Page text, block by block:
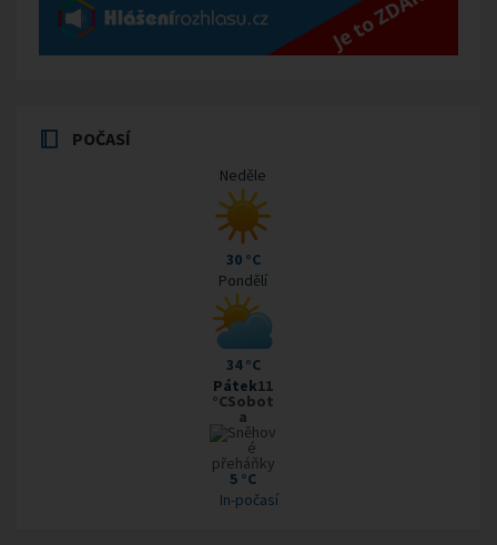
POČASÍ
Neděle
30 °C
Pondělí
34 °C
Pátek11
°CSobot
a
5 °C
In-počasí